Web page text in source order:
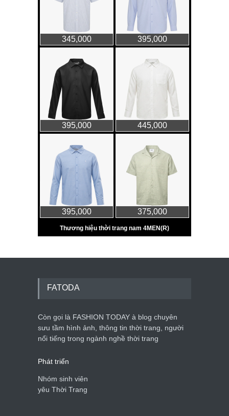
sáng tạo mới của giới trẻ
21/10/2025
FATODA
Còn gọi là FASHION TODAY à blog chuyên
sưu tầm hình ảnh, thông tin thời trang, người
nổi tiếng trong ngành nghề thời trang
Phát triển
Nhóm sinh viên
yêu Thời Trang